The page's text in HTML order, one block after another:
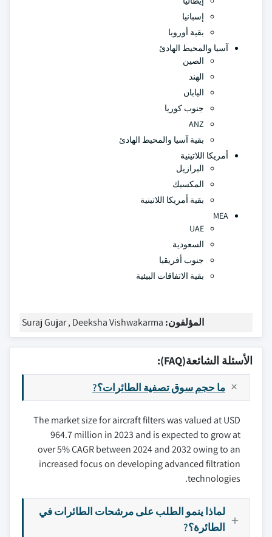
إسبانيا
بقية أوروبا
آسيا والمحيط الهادئ
الصين
الهند
اليابان
جنوب كوريا
ANZ
بقية آسيا والمحيط الهادئ
أمريكا اللاتينية
البرازيل
المكسيك
بقية أمريكا اللاتينية
MEA
UAE
السعودية
جنوب أفريقيا
بقية الاتفاقات البيئية
المؤلفون: Suraj Gujar , Deeksha Vishwakarma
الأسئلة الشائعة(FAQ):
ما حجم سوق تصفية الطائرات؟?
The market size for aircraft filters was valued at USD
964.7 million in 2023 and is expected to grow at
over 5% CAGR between 2024 and 2032 owing to an
increased focus on developing advanced filtration
technologies.
لماذا ينمو الطلب على مرشحات الطائرات في
الطائرة؟?